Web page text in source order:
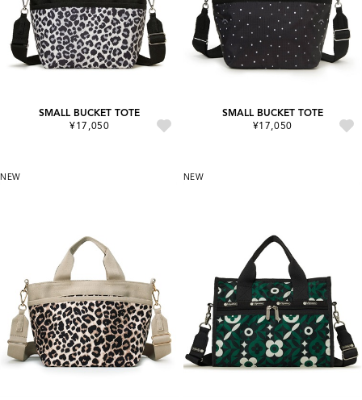
SMALL BUCKET TOTE
¥17,050
SMALL BUCKET TOTE
¥17,050
NEW NEW